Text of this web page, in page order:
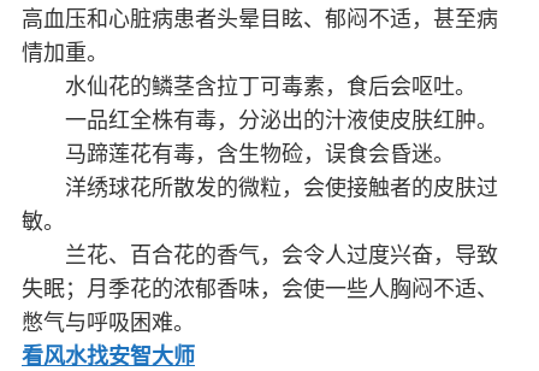
高血压和心脏病患者头晕目眩、郁闷不适，甚至病
情加重。
水仙花的鳞茎含拉丁可毒素，食后会呕吐。
一品红全株有毒，分泌出的汁液使皮肤红肿。
马蹄莲花有毒，含生物硷，误食会昏迷。
洋绣球花所散发的微粒，会使接触者的皮肤过
敏。
兰花、百合花的香气，会令人过度兴奋，导致
失眠；月季花的浓郁香味，会使一些人胸闷不适、
憋气与呼吸困难。
看风水找安智大师